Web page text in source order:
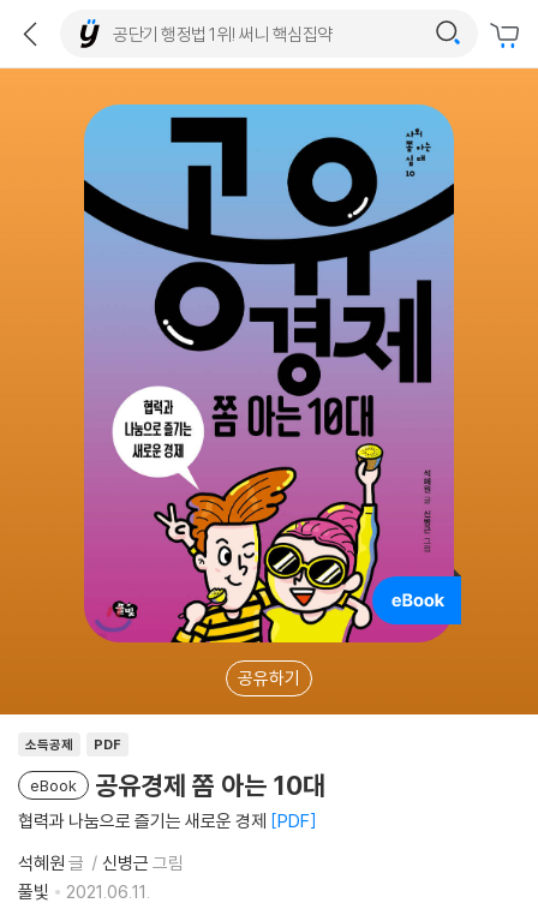
공유하기
소득공제 PDF
eBook 공유경제 쫌 아는 10대
협력과 나눔으로 즐기는 새로운 경제 PDF
석혜원 글 신병근 그림
풀빛
2021.06.11.